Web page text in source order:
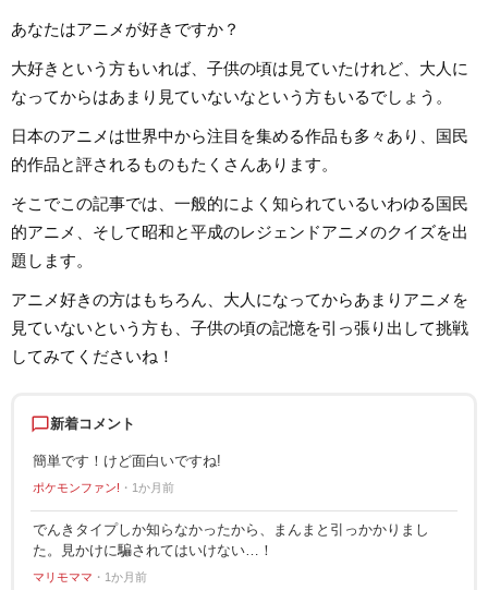
時代にはシンセサイザーやピアノもはじめ、学校主催のイベントにも
出演。ライターとしては、音楽関連記事だけでなくさまざまなジャン
みたい！」「聴いてみたい！」思えるような記事を届けられたらと思
っています！
あなたはアニメが好きですか？
大好きという方もいれば、子供の頃は見ていたけれど、大人に
なってからはあまり見ていないなという方もいるでしょう。
日本のアニメは世界中から注目を集める作品も多々あり、国民
的作品と評されるものもたくさんあります。
そこでこの記事では、一般的によく知られているいわゆる国民
的アニメ、そして昭和と平成のレジェンドアニメのクイズを出
題します。
アニメ好きの方はもちろん、大人になってからあまりアニメを
見ていないという方も、子供の頃の記憶を引っ張り出して挑戦
してみてくださいね！
chat_bubble_outline新着コメント
簡単です！けど面白いですね!
ポケモンファン! 1か月前
でんきタイプしか知らなかったから、まんまと引っかかりまし
た。見かけに騙されてはいけない…！
マリモママ 1か月前